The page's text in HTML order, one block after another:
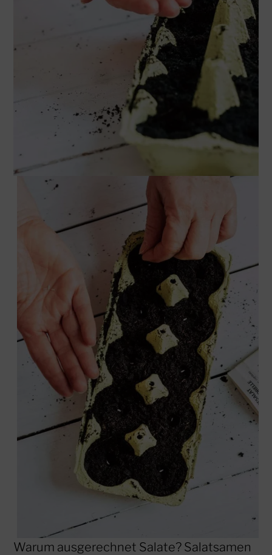
Warum ausgerechnet Salate? Salatsamen